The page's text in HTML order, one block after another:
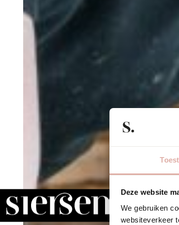
Deze website
We gebruiken
websiteverkeer